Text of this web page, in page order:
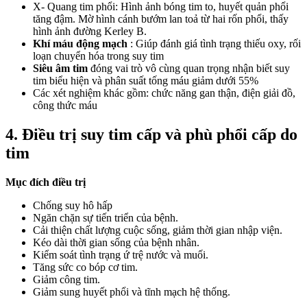
X- Quang tim phổi: Hình ảnh bóng tim to, huyết quản phổi
tăng đậm. Mờ hình cánh bướm lan toả từ hai rốn phổi, thấy
hình ảnh đường Kerley B.
Khí máu động mạch : Giúp đánh giá tình trạng thiếu oxy, rối
loạn chuyển hóa trong suy tim
Siêu âm tim đóng vai trò vô cùng quan trọng nhận biết suy
tim biểu hiện và phân suất tống máu giảm dưới 55%
Các xét nghiệm khác gồm: chức năng gan thận, điện giải đồ,
công thức máu
4. Điều trị suy tim cấp và phù phổi cấp do
tim
Mục đích điều trị
Chống suy hô hấp
Ngăn chặn sự tiến triển của bệnh.
Cải thiện chất lượng cuộc sống, giảm thời gian nhập viện.
Kéo dài thời gian sống của bệnh nhân.
Kiểm soát tình trạng ứ trệ nước và muối.
Tăng sức co bóp cơ tim.
Giảm công tim.
Giảm sung huyết phổi và tĩnh mạch hệ thống.